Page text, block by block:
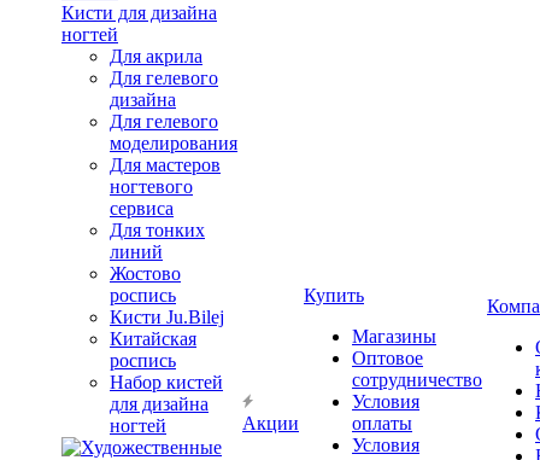
Кисти для дизайна
ногтей
Для акрила
Для гелевого
дизайна
Для гелевого
моделирования
Для мастеров
ногтевого
сервиса
Для тонких
линий
Жостово
роспись
Кисти Ju.Bilej
Китайская
роспись
Набор кистей
для дизайна
ногтей
Акции
Купить
Магазины
Оптовое
сотрудничество
Условия
оплаты
Условия